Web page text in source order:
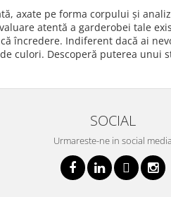
axate pe forma corpului și
atentă a garderobei tale
încredere. Indiferent dacă ai
culori. Descoperă puterea
SOCIAL
Urmareste-ne in social media